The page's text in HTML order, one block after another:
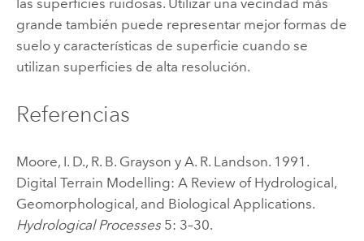
grande también puede representar mejor formas de
suelo y características de superficie cuando se
utilizan superficies de alta resolución.
Referencias
Moore, I. D., R. B. Grayson y A. R. Landson. 1991.
Digital Terrain Modelling: A Review of Hydrological,
Geomorphological, and Biological Applications.
Hydrological Processes5: 3–30.